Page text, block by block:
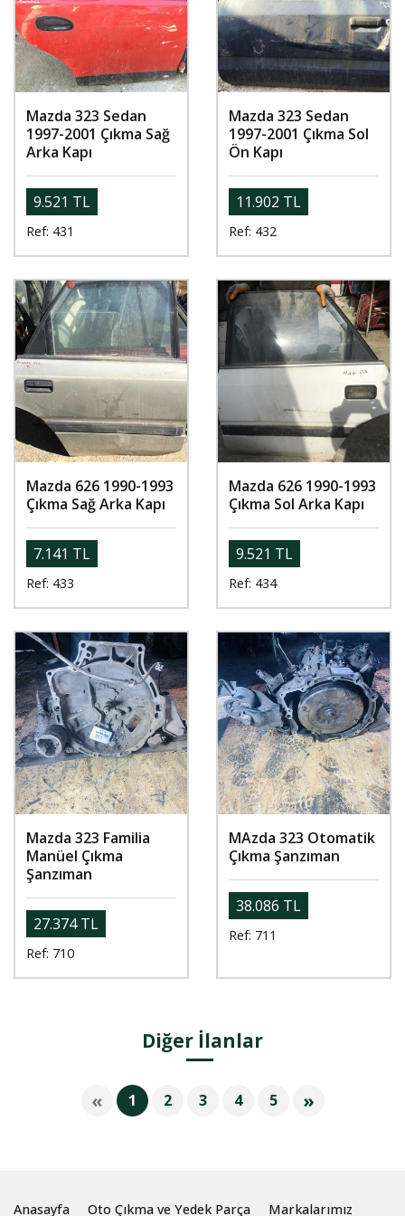
Mazda 323 Sedan
1997-2001 Çıkma Sağ
Arka Kapı
9.521 TL
Ref: 431
Mazda 323 Sedan
1997-2001 Çıkma Sol
Ön Kapı
11.902 TL
Ref: 432
Mazda 626 1990-1993
Çıkma Sağ Arka Kapı
7.141 TL
Ref: 433
Mazda 626 1990-1993
Çıkma Sol Arka Kapı
9.521 TL
Ref: 434
Mazda 323 Familia
Manüel Çıkma
Şanzıman
27.374 TL
Ref: 710
MAzda 323 Otomatik
Çıkma Şanzıman
38.086 TL
Ref: 711
Diğer İlanlar
« 1 2 3 4 5 »
Anasayfa Oto Çıkma ve Yedek Parça Markalarımız